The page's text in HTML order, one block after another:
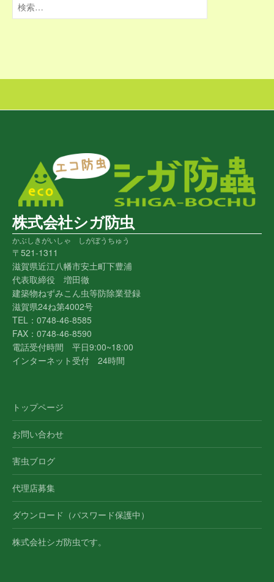
ブ索:
株式会社シガ防虫
かぶしきがいしゃ しがぼうちゅう
〒521-1311
滋賀県近江八幡市安土町下豊浦
代表取締役 増田徹
建築物ねずみこん虫等防除業登録
滋賀県24ね第4002号
TEL：0748-46-8585
FAX：0748-46-8590
電話受付時間 平日9:00~18:00
インターネット受付 24時間
トップページ
お問い合わせ
害虫ブログ
代理店募集
ダウンロード（パスワード保護中）
株式会社シガ防虫です。